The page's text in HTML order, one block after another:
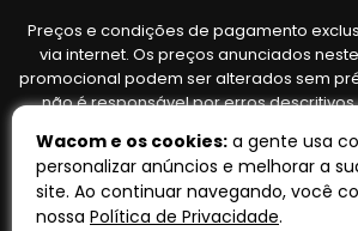
Preços e condições de pagamento
via internet. Os preços anunciados
promocional podem ser alterados sem
não é responsável por erros
variar de acordo com o fornecedor/lote
válidas até o término de nossos
análise e confirmação de
Wacom e os cookies: a gente usa
personalizar anúncios e melhorar a
site. Ao continuar navegando, você
nossa Política de Privacidade.